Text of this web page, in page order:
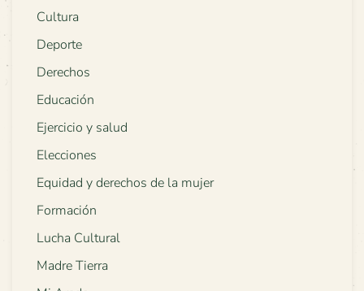
Cultura
Deporte
Derechos
Educación
Ejercicio y salud
Elecciones
Equidad y derechos de la mujer
Formación
Lucha Cultural
Madre Tierra